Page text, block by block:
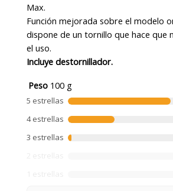
Max.
Función mejorada sobre el modelo
dispone de un tornillo que hace que
el uso.
Incluye destornillador.
Peso 100 g
5 estrellas
4 estrellas
3 estrellas